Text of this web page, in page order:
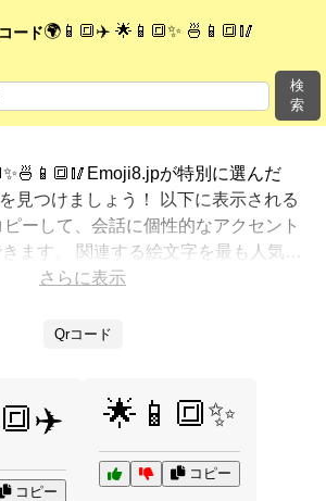
ード 🌍📱🔳✈️ 🌟📱🔳✨ 🍜📱🔳🥢
検
索
が特別に選んだ
見つけましょう！ 以下に表示される
ーして、会話に個性的なアクセント
ます。 関連する絵文字を最も人気の
した。さらに多くのオプションが欲し
で表現する方法を見つけましょう。
さらに表示
Qrコード
コピー
🌟📱🔳✨
コピー